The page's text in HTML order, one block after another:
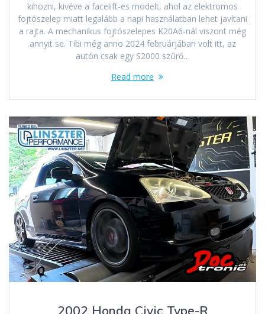
kihozni, kivéve a facelift-es modelt, ahol az elektromos
fojtószelep miatt legalább a napi használatban lehet javítani
a rajta. A mechanikus fojtószelepes K20A6-nál viszont még
annyit se. Tibi még anno 2024 februárjában volt itt, az
autón csak egy S2000 szűrő…
Read more
2002 Honda Civic Type-R